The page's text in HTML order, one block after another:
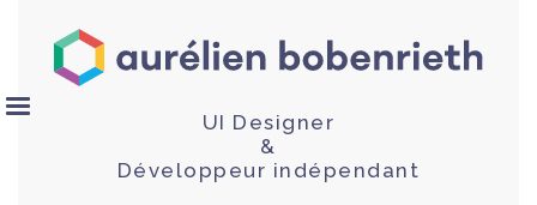
UI Designer
&
Développeur indépendant